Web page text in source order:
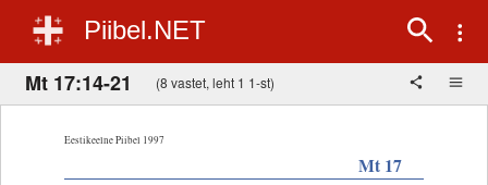
Piibel.NET
Mt 17:14-21 (8 vastet, leht 1 1-st)
Eestikeelne Piibel 1997
Mt 17